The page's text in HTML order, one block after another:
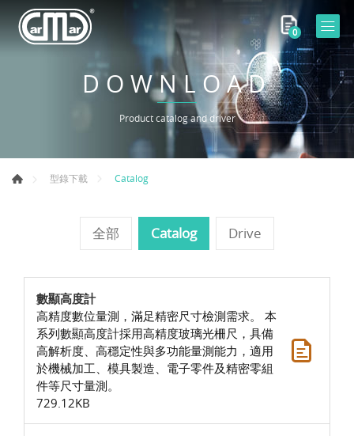
0
DOWNLOAD
Product catalog and driver
型錄下載 Catalog
全部 Catalog Drive
數顯高度計
高精度數位量測，滿足精密尺寸檢測需求。 本
系列數顯高度計採用高精度玻璃光柵尺，具備
高解析度、高穩定性與多功能量測能力，適用
於機械加工、模具製造、電子零件及精密零組
件等尺寸量測。
729.12KB